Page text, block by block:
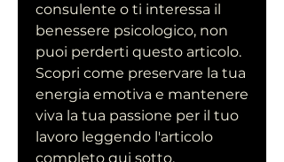
consulente o ti interessa il
benessere psicologico, non
puoi perderti questo articolo.
Scopri come preservare la tua
energia emotiva e mantenere
viva la tua passione per il tuo
lavoro leggendo l'articolo
completo qui sotto.